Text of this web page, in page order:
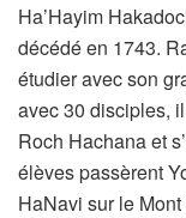
Ha’Hayim
décédé en 1743.
étudier avec son
avec 30 disciples,
Roch Hachana et
élèves passèrent
HaNavi sur le